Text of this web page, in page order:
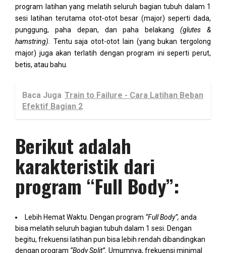
program latihan yang melatih seluruh bagian tubuh dalam 1
sesi latihan terutama otot-otot besar (major) seperti dada,
punggung, paha depan, dan paha belakang(glutes &
hamstring). Tentu saja otot-otot lain (yang bukan tergolong
major) juga akan terlatih dengan program ini seperti perut,
betis, atau bahu.
Baca Juga Train to Failure - Cara Latihan Beban
Efektif Bagian 2
Berikut adalah
karakteristik dari
program “Full Body”:
Lebih Hemat Waktu. Dengan program “Full Body”, anda
bisa melatih seluruh bagian tubuh dalam 1 sesi. Dengan
begitu, frekuensi latihan pun bisa lebih rendah dibandingkan
dengan program “Body Split”. Umumnya, frekuensi minimal